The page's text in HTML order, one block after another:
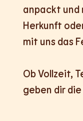
anpackt und
Herkunft
mit uns das
Ob Vollzeit,
geben dir die